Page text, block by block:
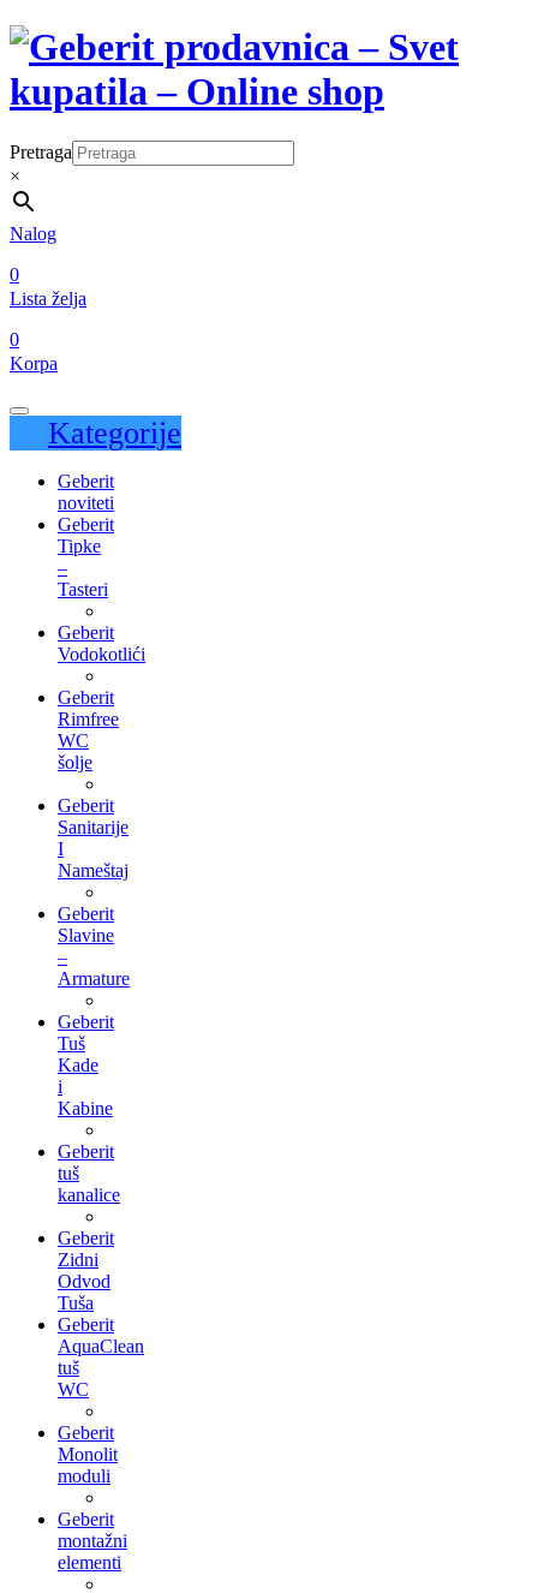
Pretraga
×
Nalog
0
Lista želja
0
Korpa
Kategorije
Geberit
noviteti
Geberit
Tipke
–
Tasteri
Geberit
Vodokotlići
Geberit
Rimfree
WC
šolje
Geberit
Sanitarije
I
Nameštaj
Geberit
Slavine
–
Armature
Geberit
Tuš
Kade
i
Kabine
Geberit
tuš
kanalice
Geberit
Zidni
Odvod
Tuša
Geberit
AquaClean
tuš
WC
Geberit
Monolit
moduli
Geberit
montažni
elementi